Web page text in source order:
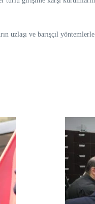
uzlaşı ve barışçıl